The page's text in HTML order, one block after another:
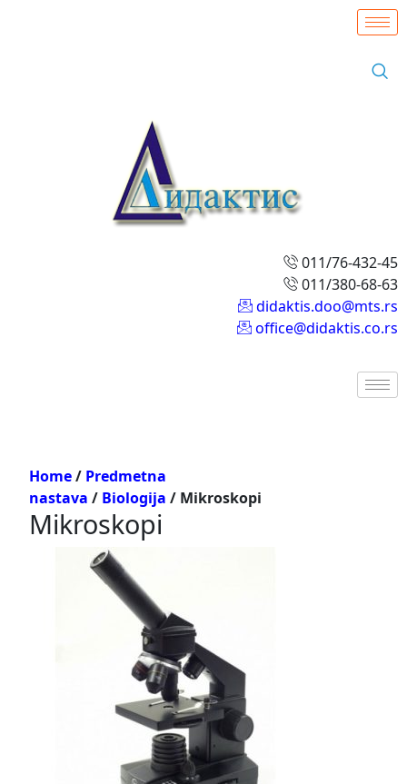
011/76-432-45
011/380-68-63
didaktis.doo@mts.rs
office@didaktis.co.rs
Home/ Predmetna
nastava / Biologija / Mikroskopi
Mikroskopi